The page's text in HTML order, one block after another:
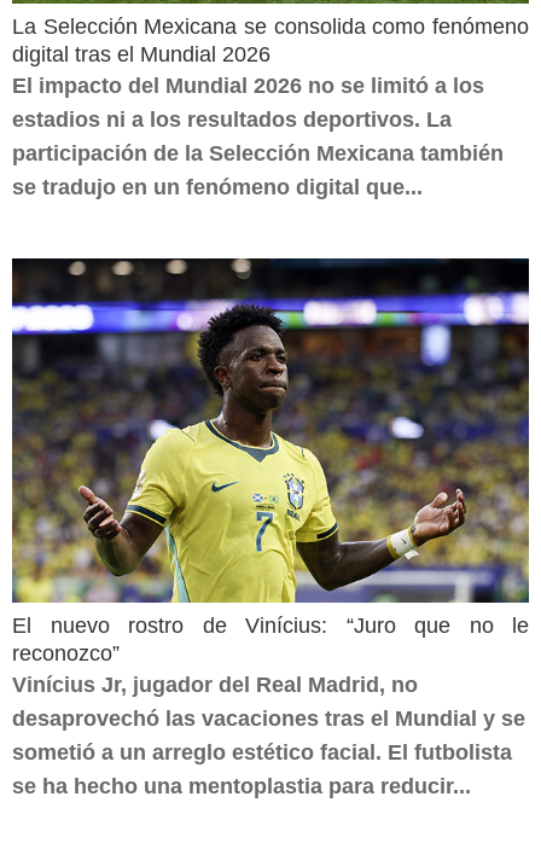
La Selección Mexicana se consolida como fenómeno
digital tras el Mundial 2026
El impacto del Mundial 2026 no se limitó a los
estadios ni a los resultados deportivos. La
participación de la Selección Mexicana también
se tradujo en un fenómeno digital que...
El nuevo rostro de Vinícius: “Juro que no le
reconozco”
Vinícius Jr, jugador del Real Madrid, no
desaprovechó las vacaciones tras el Mundial y se
sometió a un arreglo estético facial. El futbolista
se ha hecho una mentoplastia para reducir...